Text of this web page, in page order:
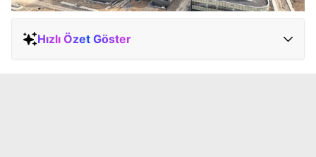
Hızlı Özet Göster